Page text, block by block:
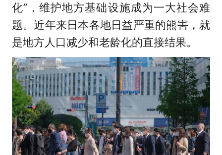
化”，维护地方基础设施成为一大社会难
题。近年来日本各地日益严重的熊害，就
是地方人口减少和老龄化的直接结果。